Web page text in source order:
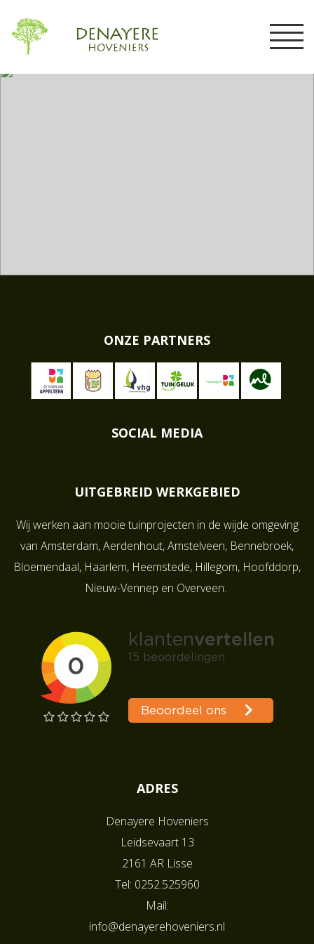
ONZE PARTNERS
SOCIAL MEDIA
UITGEBREID WERKGEBIED
Wij werken aan mooie tuinprojecten in de wijde omgeving
van Amsterdam,Aerdenhout,Amstelveen, Bennebroek,
Bloemendaal, Haarlem, Heemstede, Hillegom, Hoofddorp,
Nieuw-Vennep en Overveen.
ADRES
Denayere Hoveniers
Leidsevaart 13
2161 AR Lisse
Tel: 0252.525960
Mail:
info@denayerehoveniers.nl